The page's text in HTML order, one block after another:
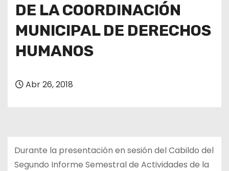
DE LA COORDINACIÓN
MUNICIPAL DE DERECHOS
HUMANOS
Abr 26, 2018
Durante la presentación en sesión del Cabildo del
Segundo Informe Semestral de Actividades de la